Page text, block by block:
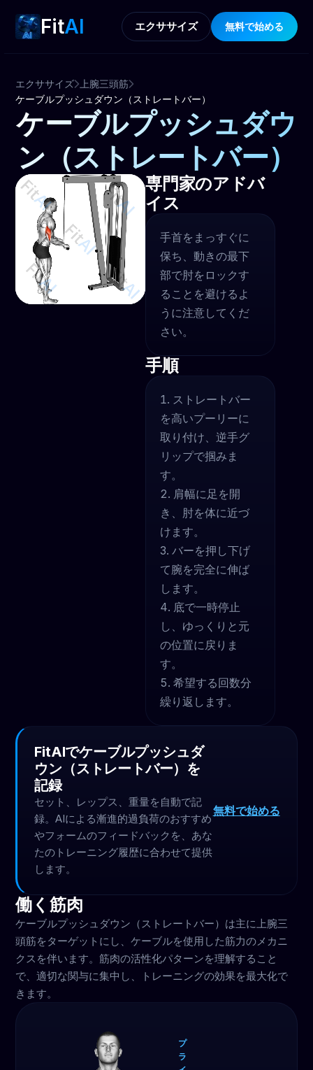
FitAI エクササイズ 無料で始める
エクササイズ
上腕三頭筋
ケーブルプッシュダウン（ストレートバー）
ケーブルプッシュダウ
ン（ストレートバー）
専門家のアドバ
イス
手首をまっすぐに
保ち、動きの最下
部で肘をロックす
ることを避けるよ
うに注意してくだ
さい。
手順
ストレートバー
を高いプーリーに
取り付け、逆手グ
リップで掴みま
す。
肩幅に足を開
き、肘を体に近づ
けます。
バーを押し下げ
て腕を完全に伸ば
します。
底で一時停止
し、ゆっくりと元
の位置に戻りま
す。
希望する回数分
繰り返します。
FitAIでケーブルプッシュダ
ウン（ストレートバー）を
記録
セット、レップス、重量を自動で記
録。AIによる漸進的過負荷のおすすめ
やフォームのフィードバックを、あな
たのトレーニング履歴に合わせて提供
します。
無料で始める
働く筋肉
ケーブルプッシュダウン（ストレートバー）は主に上腕三
頭筋をターゲットにし、ケーブルを使用した筋力のメカニ
クスを伴います。筋肉の活性化パターンを理解すること
で、適切な関与に集中し、トレーニングの効果を最大化で
きます。
プ
ラ